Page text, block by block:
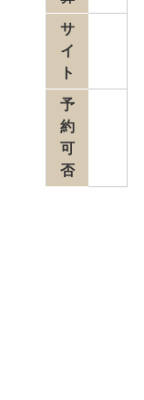
サ
イ
ト
予
約
可
否